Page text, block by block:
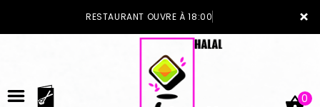
×
RESTAURANT OUVRE À 18:00
0